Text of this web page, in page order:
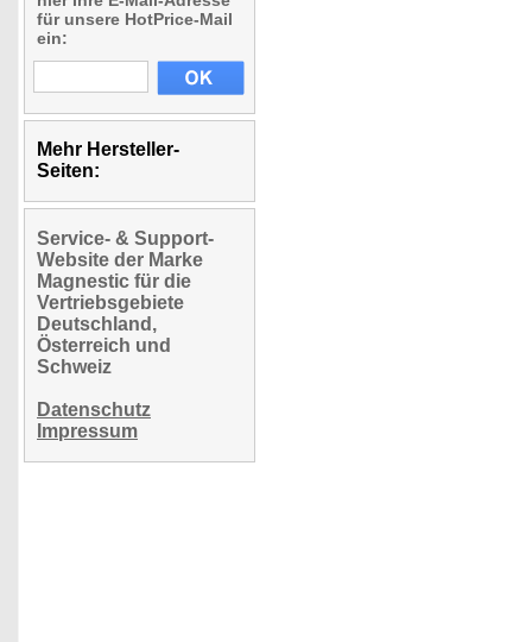
für unsere HotPrice-Mail
ein:
Mehr Hersteller-
Seiten:
Service- & Support-
Website der Marke
Magnestic für die
Vertriebsgebiete
Deutschland,
Österreich und
Schweiz
Datenschutz
Impressum